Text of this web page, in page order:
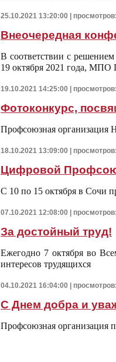
25.10.2021 13:20:00 |
Внеочередная
В соответствии с
19 октября 2021 года,
19.10.2021 14:25:00 |
Фотоконкурс,
Профсоюзная организация
18.10.2021 13:09:00 |
Цифровой
С 10 по 15 октября в Сочи
07.10.2021 12:08:00 |
За достойный труд!
Ежегодно 7 октября во
интересов трудящихся
04.10.2021 16:04:00 |
С Днем добра и
Профсоюзная организация